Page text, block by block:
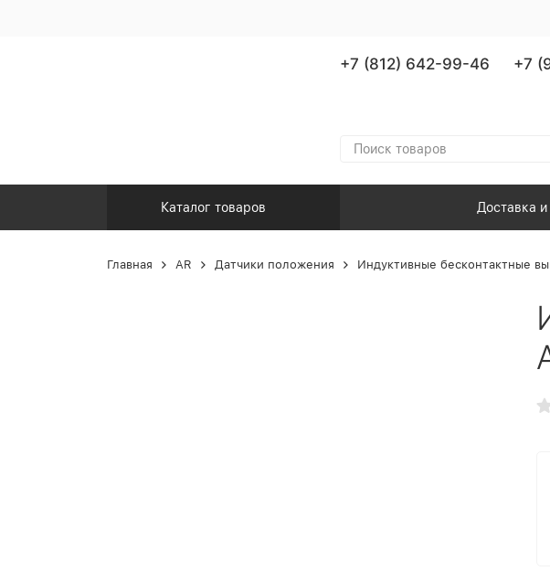
+7 (812) 642-99-46 +7
Каталог товаров Доставка и
Главная AR Датчики положения Индуктивные бесконтактные